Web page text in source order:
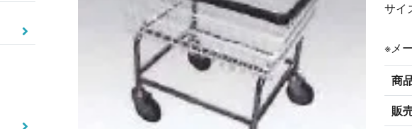
サイ
※メ
商
販